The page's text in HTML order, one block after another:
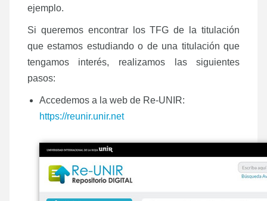
ejemplo.
Si queremos encontrar los TFG de la titulación
que estamos estudiando o de una titulación que
tengamos interés, realizamos las siguientes
pasos:
Accedemos a la web de Re-UNIR:
https://reunir.unir.net